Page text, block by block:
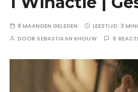
8 MAANDEN GELEDEN LEESTIJD: 3
DOOR SEBASTIAAN KHOUW 6